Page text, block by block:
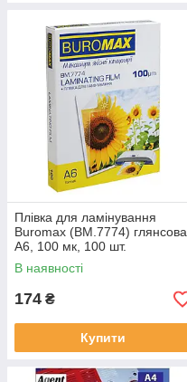
Плівка для ламінування
Buromax (BM.7774) глянсова,
А6, 100 мк, 100 шт.
В наявності
174 ₴
Купити